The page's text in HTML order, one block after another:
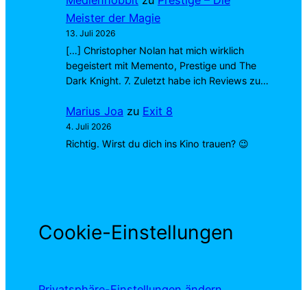
Meister der Magie
13. Juli 2026
[…] Christopher Nolan hat mich wirklich
begeistert mit Memento, Prestige und The
Dark Knight. 7. Zuletzt habe ich Reviews zu…
Marius Joa zu Exit 8
4. Juli 2026
Richtig. Wirst du dich ins Kino trauen? 😉
Cookie-Einstellungen